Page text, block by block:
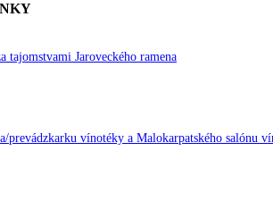
tajomstvami Jaroveckého ramena
prevádzkarku vínotéky a Malokarpatského salónu